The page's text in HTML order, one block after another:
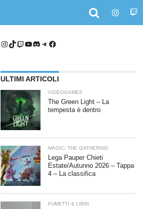
Instagram
TikTok
Twitch
YouTube
Discord
Telegram
Facebook
ULTIMI ARTICOLI
VIDEOGAMES
The Green Light – La
tempesta è dentro
MAGIC: THE GATHERING
Lega Pauper Chieti
Estate/Autunno 2026 – Tappa
4 – La classifica
FUMETTI & LIBRI